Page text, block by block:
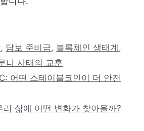
, 담보 준비금, 블록체인 생태계 ,
나 사태의 교훈
어떤 스테이블코인이 더 안전
리 삶에 어떤 변화가 찾아올까?